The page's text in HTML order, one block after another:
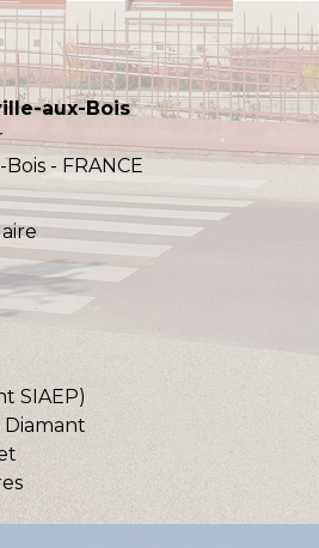
aux-Bois
- FRANCE
SIAEP)
Diamant